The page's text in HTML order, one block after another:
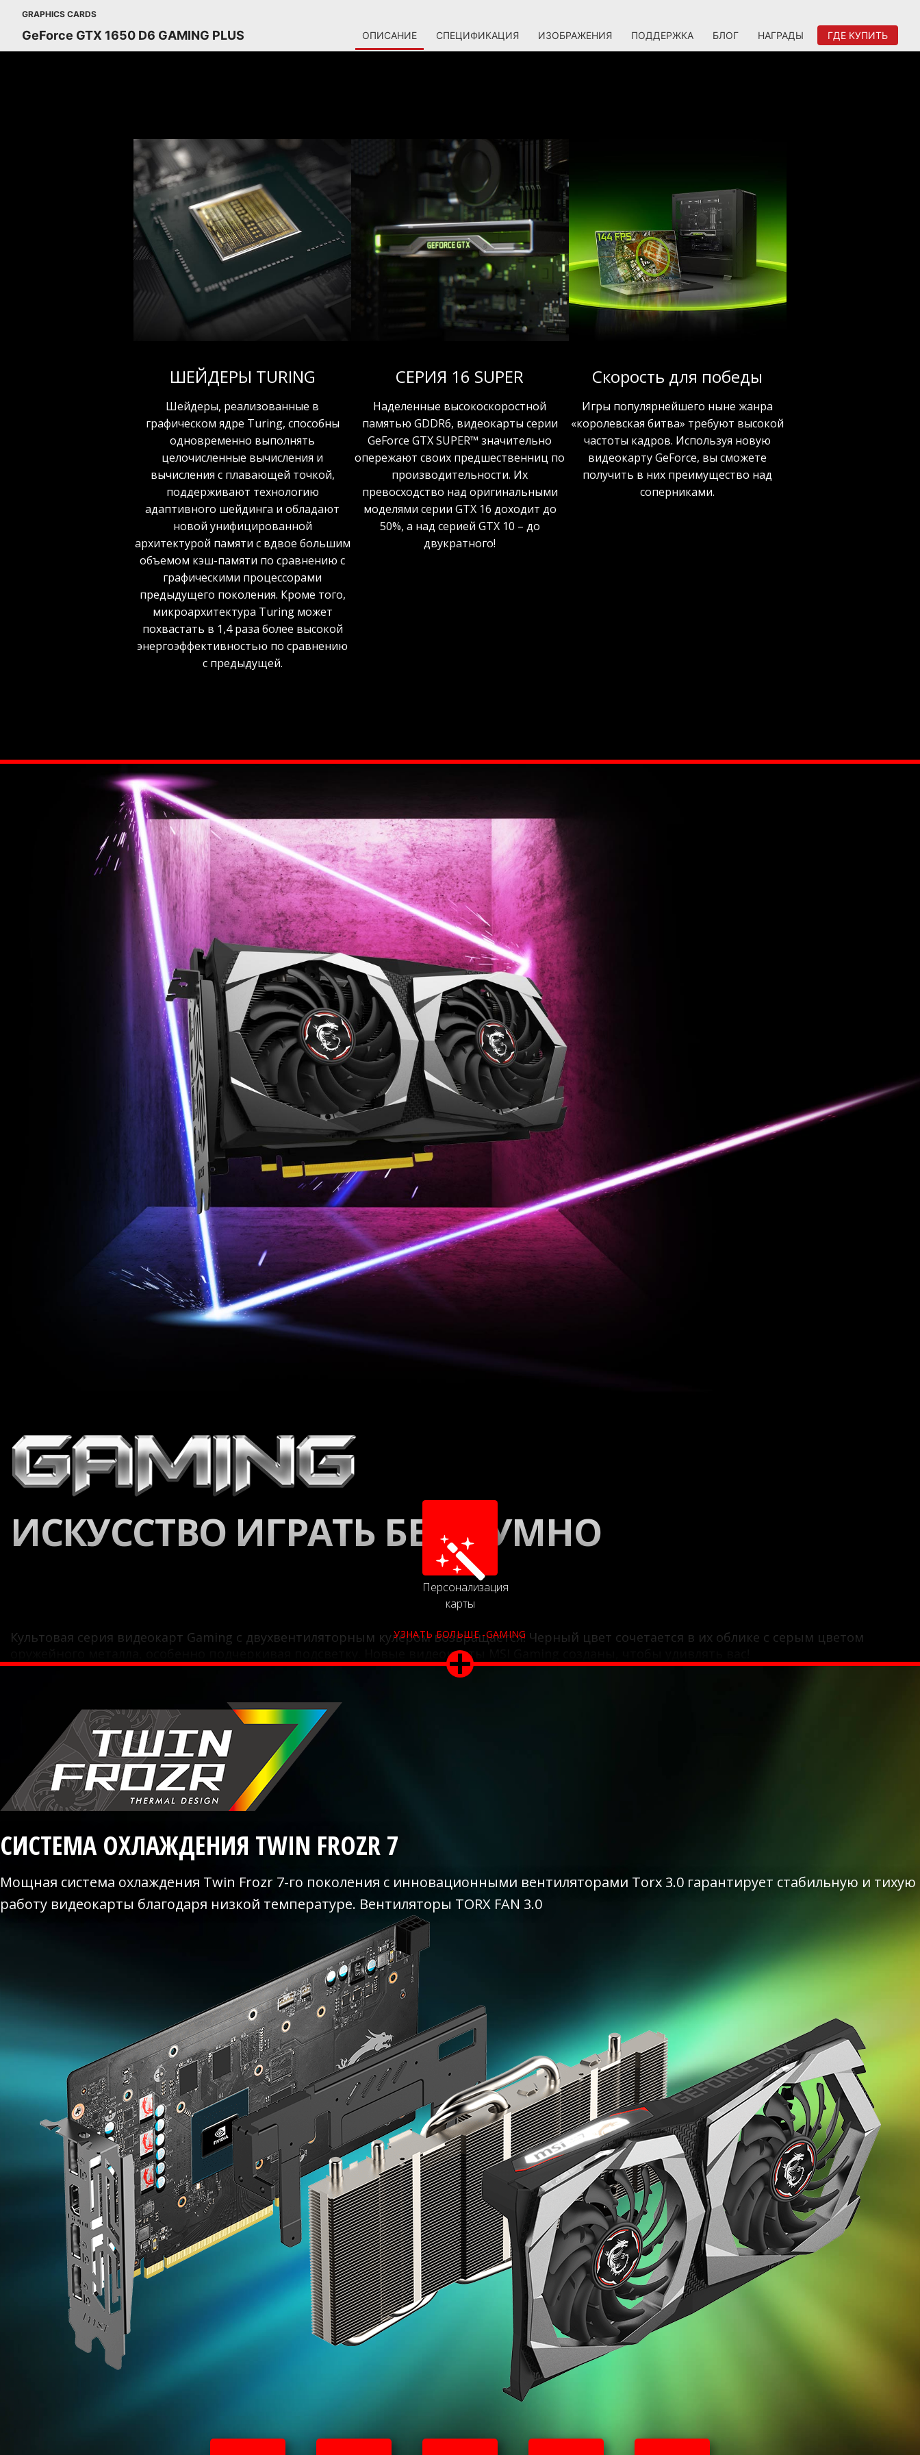
GRAPHICS CARDS
GeForce GTX 1650 D6 GAMING PLUS ОПИСАНИЕ СПЕЦИФИКАЦИЯ ИЗОБРАЖЕНИЯ ПОДДЕРЖКА БЛОГ НАГРАДЫ ГДЕ КУПИТЬ
ШЕЙДЕРЫ TURING
Шейдеры, реализованные в
графическом ядре Turing, способны
одновременно выполнять
целочисленные вычисления и
вычисления с плавающей точкой,
поддерживают технологию
адаптивного шейдинга и обладают
новой унифицированной
архитектурой памяти с вдвое большим
объемом кэш-памяти по сравнению с
графическими процессорами
предыдущего поколения. Кроме того,
микроархитектура Turing может
похвастать в 1,4 раза более высокой
энергоэффективностью по сравнению
с предыдущей.
СЕРИЯ 16 SUPER
Наделенные высокоскоростной
памятью GDDR6, видеокарты серии
GeForce GTX SUPER™ значительно
опережают своих предшественниц по
производительности. Их
превосходство над оригинальными
моделями серии GTX 16 доходит до
50%, а над серией GTX 10 – до
двукратного!
Скорость для победы
Игры популярнейшего ныне жанра
«королевская битва» требуют высокой
частоты кадров. Используя новую
видеокарту GeForce, вы сможете
получить в них преимущество над
соперниками.
ИСКУССТВО ИГРАТЬ БЕСШУМНО
Культовая серия видеокарт Gaming с двухвентиляторным кулером возвращается! Черный цвет сочетается в их облике с серым цветом
оружейного металла, особенно подчеркивая подсветку. Новые видеокарты MSI Gaming созданы, чтобы удивлять вас!
Персонализация
карты
УЗНАТЬ БОЛЬШЕ -GAMING
СИСТЕМА ОХЛАЖДЕНИЯ TWIN FROZR 7
Мощная система охлаждения Twin Frozr 7-го поколения с инновационными вентиляторами Torx 3.0 гарантирует стабильную и тихую
работу видеокарты благодаря низкой температуре. Вентиляторы TORX FAN 3.0